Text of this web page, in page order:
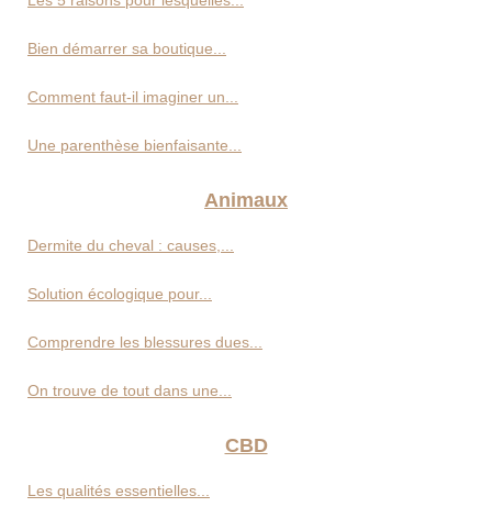
Bien démarrer sa boutique...
Comment faut-il imaginer un...
Une parenthèse bienfaisante...
Animaux
Dermite du cheval : causes,...
Solution écologique pour...
Comprendre les blessures dues...
On trouve de tout dans une...
CBD
Les qualités essentielles...